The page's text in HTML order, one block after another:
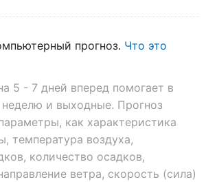
прогноз. Что это
5 - 7 дней вперед помогает в
и выходные. Прогноз
как характеристика
температура воздуха,
количество осадков,
ветра, скорость (сила)